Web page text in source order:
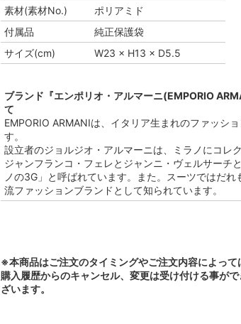
素材(素材No.)
ポリアミド
付属品
純正保護袋
サイズ(cm)
W23 × H13 × D5.5
ブランド『エンポリオ・アルマーニ(EMPORIO
て
EMPORIO ARMANIは、イタリア生まれのファッシ
す。
設立者のジョルジオ・アルマーニは、ミラノにコレ
ジャンフランコ・フェレとジャンニ・ヴェルサーチ
ノの3G」と呼ばれています。また。スーツではだれ
流ファッションブランドとして知られています。
※本商品はご注文のタイミングやご注文内容によって
購入履歴からのキャンセル、変更は受け付ける事が
ざいます。